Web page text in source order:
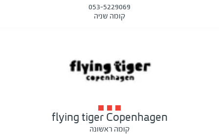
053-5229069
קומה שניה
flying tiger Copenhagen
קומה ראשונה